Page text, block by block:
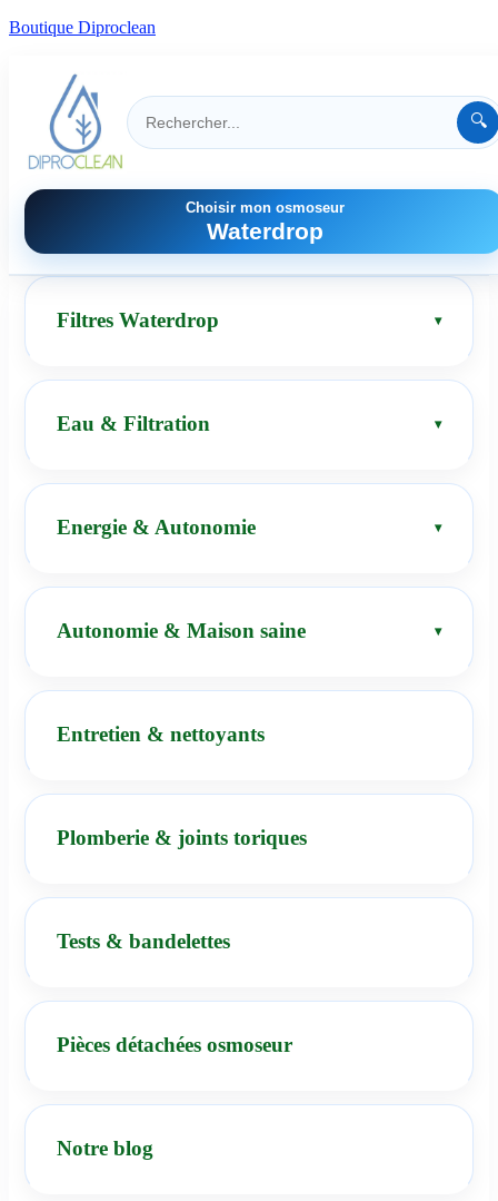
Boutique Diproclean
🔍
Choisir mon osmoseur
Waterdrop
Filtres Waterdrop
Eau & Filtration
Energie & Autonomie
Autonomie & Maison saine
Entretien & nettoyants
Plomberie & joints toriques
Tests & bandelettes
Pièces détachées osmoseur
Notre blog